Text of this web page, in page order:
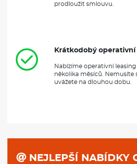
prodloužit smlouvu.
Krátkodobý operativní
Nabízíme operativní
několika měsíců. Nemusíte
uvážete na dlouhou dobu.
NEJLEPŠÍ NABÍDKY